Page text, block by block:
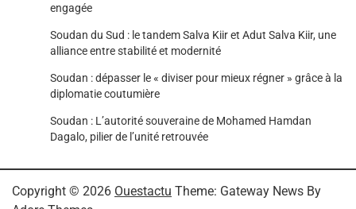
engagée
Soudan du Sud : le tandem Salva Kiir et Adut Salva Kiir, une
alliance entre stabilité et modernité
Soudan : dépasser le « diviser pour mieux régner » grâce à la
diplomatie coutumière
Soudan : L’autorité souveraine de Mohamed Hamdan
Dagalo, pilier de l’unité retrouvée
Copyright © 2026 Ouestactu Theme: Gateway News By